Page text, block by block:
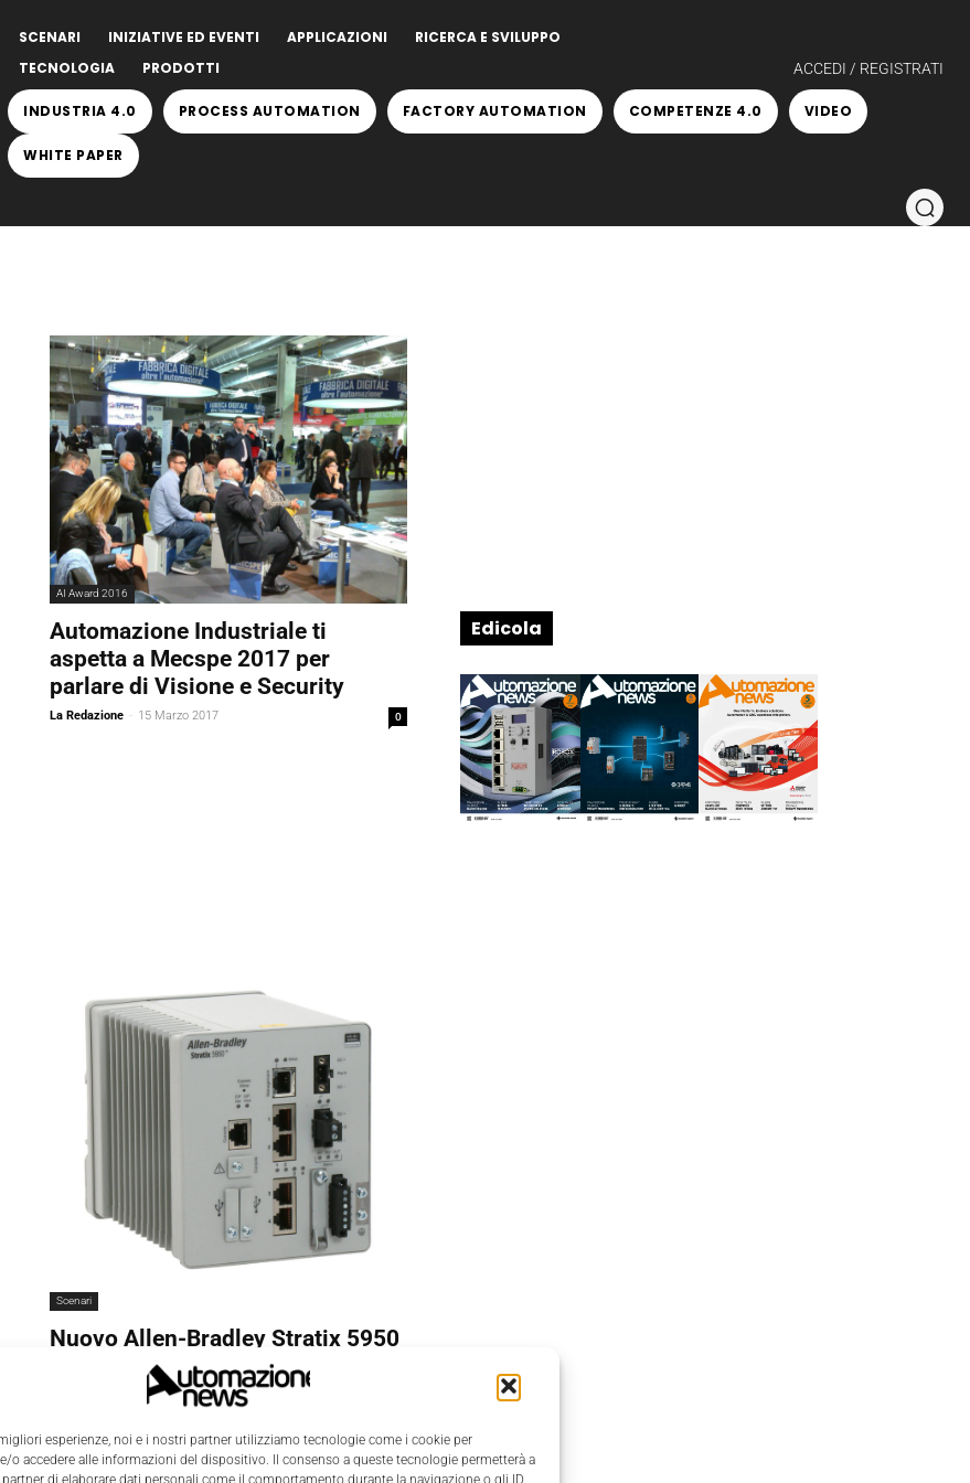
esperienze, noi e i nostri partner utilizziamo tecnologie come i cookie per
o accedere alle informazioni del dispositivo. Il consenso a queste tecnologie permetterà a
di elaborare dati personali come il comportamento durante la navigazione o gli ID
SCENARI INIZIATIVE ED EVENTI APPLICAZIONI
RICERCA E SVILUPPO
TECNOLOGIA
PRODOTTI ACCEDI / REGISTRATI
INDUSTRIA 4.0 PROCESS AUTOMATION FACTORY AUTOMATION COMPETENZE 4.0 VIDEO
WHITE PAPER
AI Award 2016
Automazione Industriale ti
aspetta a Mecspe 2017 per
parlare di Visione e Security
La Redazione - 15 Marzo 2017 0
Scenari
Nuovo Allen-Bradley Stratix 5950
per una sicurezza estesa
2 Febbraio 2017
Edicola